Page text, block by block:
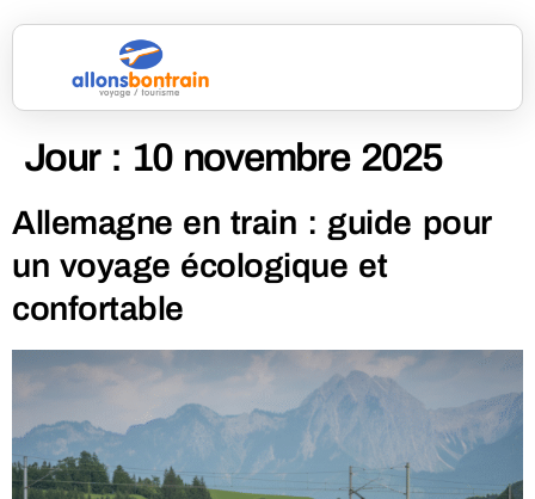
Jour : 10 novembre 2025
Allemagne en train : guide pour
un voyage écologique et
confortable